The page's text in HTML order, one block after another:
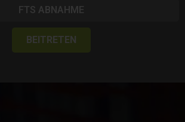
FTS ABNAHME
BEITRETEN